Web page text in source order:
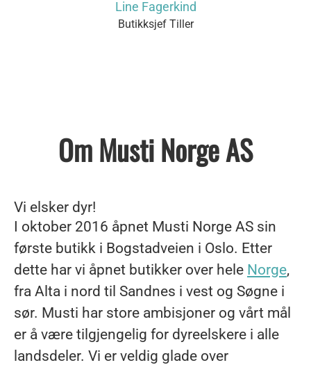
Line Fagerkind
Butikksjef Tiller
Om Musti Norge AS
Vi elsker dyr!
I oktober 2016 åpnet Musti Norge AS sin
første butikk i Bogstadveien i Oslo. Etter
dette har vi åpnet butikker over hele Norge,
fra Alta i nord til Sandnes i vest og Søgne i
sør. Musti har store ambisjoner og vårt mål
er å være tilgjengelig for dyreelskere i alle
landsdeler. Vi er veldig glade over